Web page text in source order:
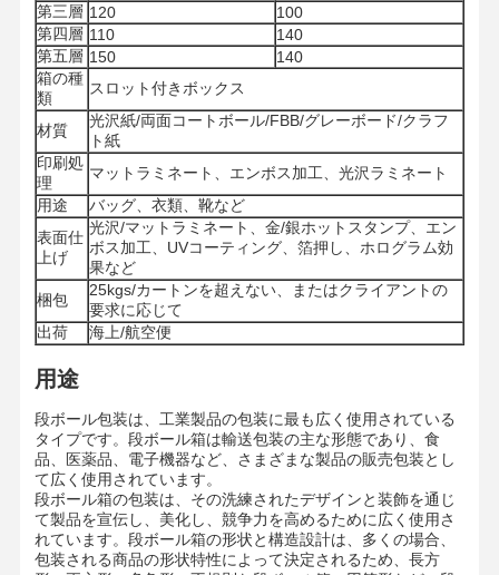
家 製品 ビデオ
私たちについ
て
第三層 120
100
第四層 110
140
第五層 150
140
箱の種
類
スロット付きボックス
材質
光沢紙/両面コートボール/FBB/グレーボード/クラフ
ト紙
印刷処
理
マットラミネート、エンボス加工、光沢ラミネート
用途
バッグ、衣類、靴など
表面仕
上げ
光沢/マットラミネート、金/銀ホットスタンプ、エン
ボス加工、UVコーティング、箔押し、ホログラム効
果など
梱包
25kgs/カートンを超えない、またはクライアントの
要求に応じて
出荷
海上/航空便
用途
段ボール包装は、工業製品の包装に最も広く使用されている
タイプです。段ボール箱は輸送包装の主な形態であり、食
品、医薬品、電子機器など、さまざまな製品の販売包装とし
て広く使用されています。
段ボール箱の包装は、その洗練されたデザインと装飾を通じ
て製品を宣伝し、美化し、競争力を高めるために広く使用さ
れています。段ボール箱の形状と構造設計は、多くの場合、
包装される商品の形状特性によって決定されるため、長方